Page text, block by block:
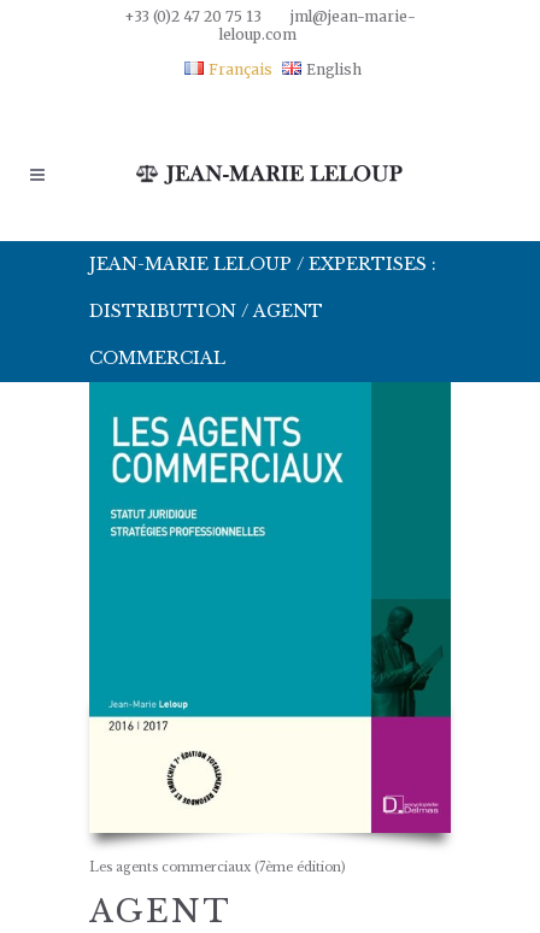
+33 (0)2 47 20 75 13
jml@jean-marie-
leloup.com
Français
English
JEAN-MARIE LELOUP / EXPERTISES :
DISTRIBUTION /AGENT
COMMERCIAL
Les agents commerciaux (7ème édition)
AGENT